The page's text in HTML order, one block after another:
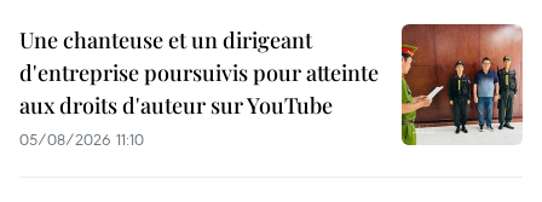
Une chanteuse et un dirigeant
d'entreprise poursuivis pour atteinte
aux droits d'auteur sur YouTube
05/08/2026 11:10